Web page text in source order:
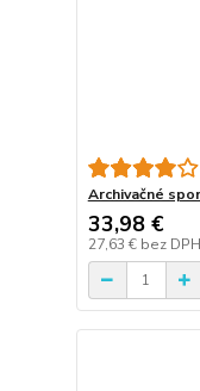
Archivačné
33,98 €
27,63 € bez DPH